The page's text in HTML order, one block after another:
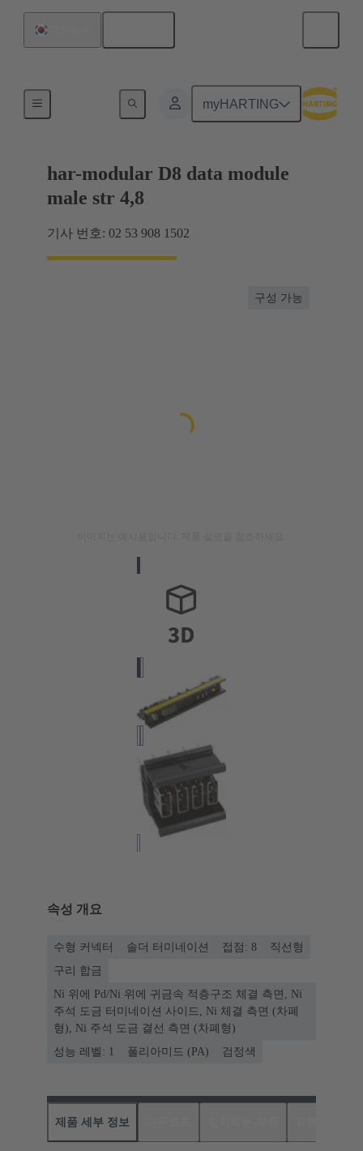
myHARTING
har-modular D8 data module
male str 4,8
기사 번호: 02 53 908 1502
구성 가능
속성 개요
수형 커넥터 솔더 터미네이션 접점: 8
직선형
구리 합금
Ni 위에 Pd/Ni 위에 귀금속 적층구조 체결 측면, Ni
주석 도금 터미네이션 사이드, Ni 체결 측면 (차폐
형), Ni 주석 도금 결선 측면 (차폐형)
성능 레벨: 1
폴리아미드 (PA) 검정색
제품 세부 정보